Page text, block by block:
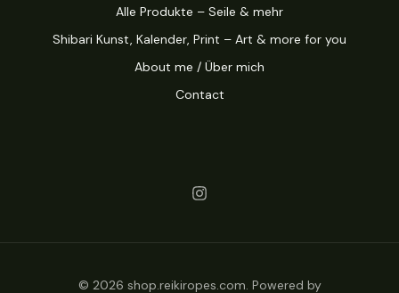
Alle Produkte – Seile & mehr
Shibari Kunst, Kalender, Print – Art & more for you
About me / Über mich
Contact
© 2026 shop.reikiropes.com. Powered by